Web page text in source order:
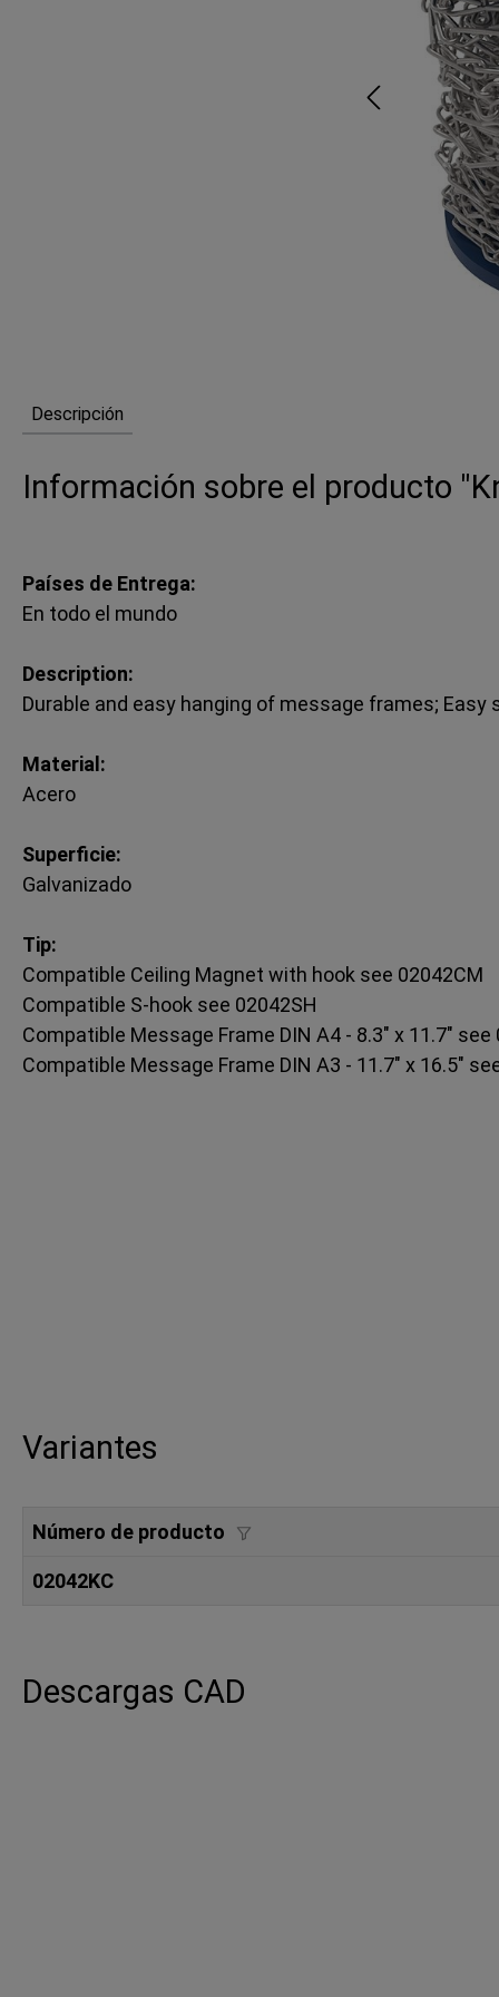
Descripción
Información sobre el producto
Países de Entrega:
En todo el mundo
Description:
Durable and easy hanging of message frames; Easy
Material:
Acero
Superficie:
Galvanizado
Tip:
Compatible Ceiling Magnet with hook see 02042CM
Compatible S-hook see 02042SH
Compatible Message Frame DIN A4 - 8.3" x 11.7" see
Compatible Message Frame DIN A3 - 11.7" x 16.5"
Variantes
Número de producto
02042KC
Descargas CAD